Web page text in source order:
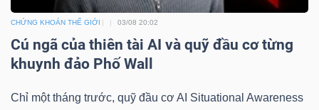
CHỨNG KHOÁN THẾ GIỚI 03/08 20:02
Cú ngã của thiên tài AI và quỹ đầu cơ từng
khuynh đảo Phố Wall
Chỉ một tháng trước, quỹ đầu cơ AI Situational Awareness